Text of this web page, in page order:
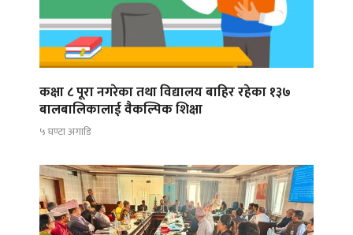
कक्षा ८ पूरा नगरेका तथा विद्यालय बाहिर रहेका १३७
बालबालिकालाई वैकल्पिक शिक्षा
५ घण्टा अगाडि